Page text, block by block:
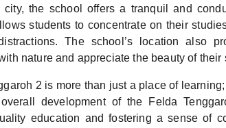
the school offers a tranquil and
students to concentrate on their
The school’s location also
nature and appreciate the beauty of their
2 is more than just a place of
development of the Felda
education and fostering a sense of